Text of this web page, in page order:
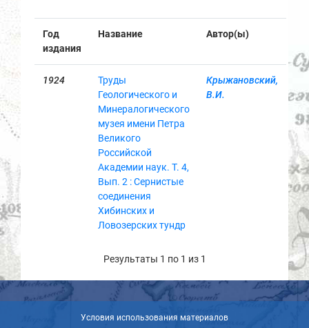
Год
издания
Название Автор(ы)
1924
Труды
Геологического и
Минералогического
музея имени Петра
Великого
Российской
Академии наук. Т. 4,
Вып. 2 : Сернистые
соединения
Хибинских и
Ловозерских тундр
Крыжановский,
В.И.
Результаты 1 по 1 из 1
Условия использования материалов